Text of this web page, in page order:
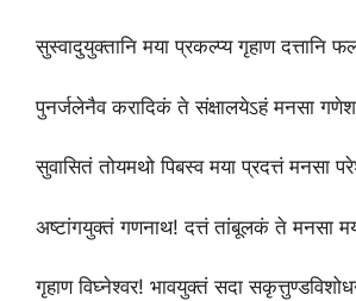
सुस्वादुयुक्तानि मया प्रकल्प्य गृहाण दत्तानि
पुनर्जलेनैव करादिकं ते संक्षालयेऽहं मनसा
सुवासितं तोयमथो पिबस्व मया प्रदत्तं मनसा
अष्टांगयुक्तं गणनाथ! दत्तं तांबूलकं ते मनसा
गृहाण विघ्नेश्वर! भावयुक्तं सदा